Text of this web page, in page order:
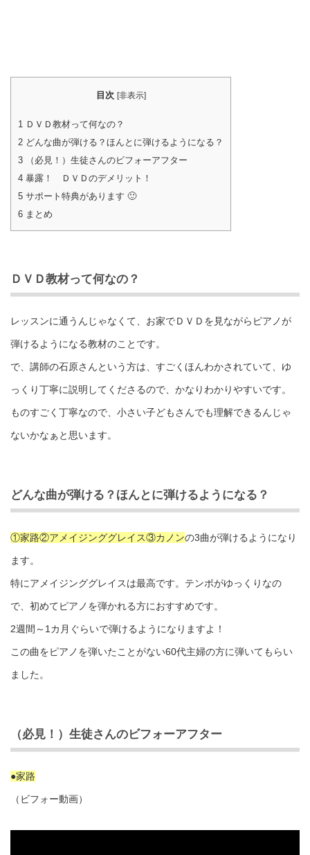
目次 [非表示]
1 ＤＶＤ教材って何なの？
2 どんな曲が弾ける？ほんとに弾けるようになる？
3 （必見！）生徒さんのビフォーアフター
4 暴露！ ＤＶＤのデメリット！
5 サポート特典があります 🙂
6 まとめ
ＤＶＤ教材って何なの？
レッスンに通うんじゃなくて、お家でＤＶＤを見ながらピアノが
弾けるようになる教材のことです。
で、講師の石原さんという方は、すごくほんわかされていて、ゆ
っくり丁寧に説明してくださるので、かなりわかりやすいです。
ものすごく丁寧なので、小さい子どもさんでも理解できるんじゃ
ないかなぁと思います。
どんな曲が弾ける？ほんとに弾けるようになる？
①家路②アメイジンググレイス③カノンの3曲が弾けるようになり
ます。
特にアメイジンググレイスは最高です。テンポがゆっくりなの
で、初めてピアノを弾かれる方におすすめです。
2週間～1カ月ぐらいで弾けるようになりますよ！
この曲をピアノを弾いたことがない60代主婦の方に弾いてもらい
ました。
（必見！）生徒さんのビフォーアフター
●家路
（ビフォー動画）